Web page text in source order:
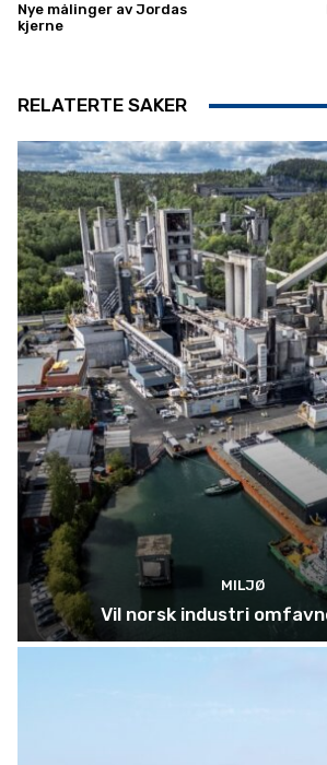
Nye målinger av Jordas
kjerne
RELATERTE SAKER
MILJØ
Vil norsk industri